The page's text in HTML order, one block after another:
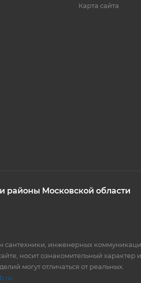
Карта сайта
районы Московской области
сантехники, инженерных
носит ознакомительный
могут отличаться от реальных.